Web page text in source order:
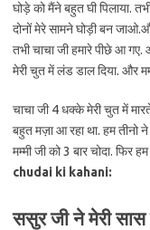
घोड़े को मैंने बहुत घी पिलाया.
दोनों मेरे सामने घोड़ी बन
तभी चाचा जी हमारे पीछे आ गए.
मेरी चुत में लंड डाल दिया. और
चाचा जी 4 धक्के मेरी चुत में
बहुत मज़ा आ रहा था. हम
मम्मी जी को 3 बार चोदा. फिर
chudai ki kahani:
ससुर जी ने मेरी